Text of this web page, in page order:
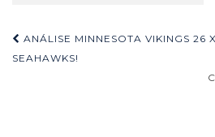
Navegação
de
ANÁLISE MINNESOTA VIKINGS 26
SEAHAWKS!